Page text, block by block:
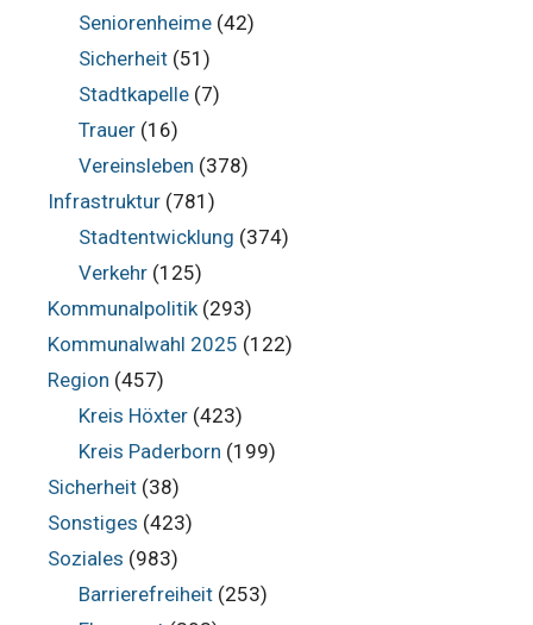
Seniorenheime(42)
Sicherheit(51)
Stadtkapelle(7)
Trauer(16)
Vereinsleben (378)
Infrastruktur (781)
Stadtentwicklung (374)
Verkehr(125)
Kommunalpolitik (293)
Kommunalwahl 2025 (122)
Region (457)
Kreis Höxter(423)
Kreis Paderborn (199)
Sicherheit (38)
Sonstiges (423)
Soziales (983)
Barrierefreiheit(253)